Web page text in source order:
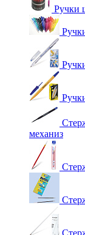
Ручки
механиз